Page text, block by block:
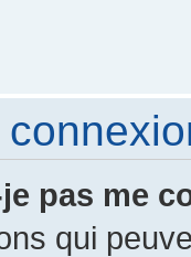
pas me
qui